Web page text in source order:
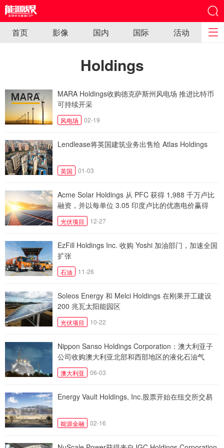
首页 影像 国内 国际 活动
Holdings
MARA Holdings收购德克萨斯州风电场 推进比特币
可持续开采
风电场 02-19
Lendlease将英国建筑业务出售给 Atlas Holdings
英国 01-03
Acme Solar Holdings 从 PFC 获得 1,988 千万卢比
融资，并以每单位 3.05 印度卢比的优惠电价赢得
300 兆瓦 SECI ISTS 太阳能项目
光伏项目 12-27
EzFill Holdings Inc. 收购 Yoshi 加油部门，加速全国
扩张
石油 11-26
Soleos Energy 和 Melci Holdings 在刚果开工建设
200 兆瓦太阳能园区
光伏项目 10-22
Nippon Sanso Holdings Corporation：澳大利亚子
公司收购澳大利亚北部和西部地区的液化石油气
(LPG)业务
澳大利亚 06-03
Energy Vault Holdings, Inc.股票开始在纽交所交易
能源金融 02-16